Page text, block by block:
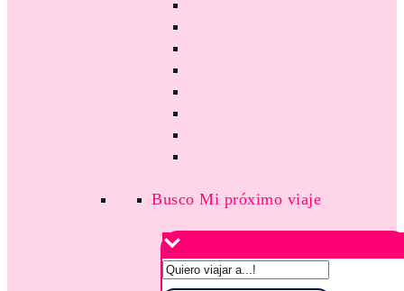
Busco Mi próximo viaje